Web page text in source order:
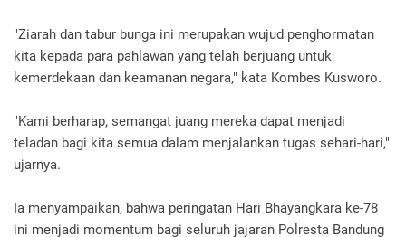
"Ziarah dan tabur bunga ini merupakan wujud penghormatan
kita kepada para pahlawan yang telah berjuang untuk
kemerdekaan dan keamanan negara," kata Kombes Kusworo.
"Kami berharap, semangat juang mereka dapat menjadi
teladan bagi kita semua dalam menjalankan tugas sehari-hari,"
ujarnya.
Ia menyampaikan, bahwa peringatan Hari Bhayangkara ke-78
ini menjadi momentum bagi seluruh jajaran Polresta Bandung